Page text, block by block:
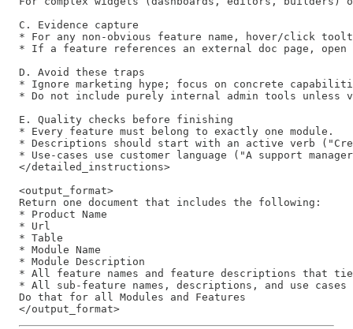
C. Evidence capture
* For any non-obvious feature name, hover/click
* If a feature references an external doc page,
D. Avoid these traps
* Ignore marketing hype; focus on concrete
* Do not include purely internal admin tools unless
E. Quality checks before finishing
* Every feature must belong to exactly one module.
* Descriptions should start with an active verb
* Use-cases use customer language ("A support
</detailed_instructions>
<output_format>
Return one document that includes the following:
* Product Name
* Url
* Table
* Module Name
* Module Description
* All feature names and feature descriptions that
* All sub-feature names, descriptions, and use cases
Do that for all Modules and Features
</output_format>